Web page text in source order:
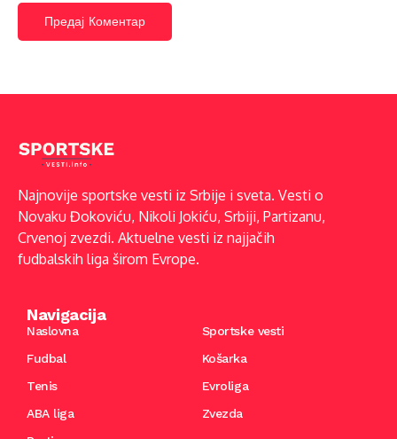
Najnovije sportske vesti iz Srbije i sveta. Vesti o
Novaku Đokoviću, Nikoli Jokiću, Srbiji, Partizanu,
Crvenoj zvezdi. Aktuelne vesti iz najjačih
fudbalskih liga širom Evrope.
Navigacija
Naslovna
Sportske vesti
Fudbal
Košarka
Tenis
Evroliga
ABA liga
Zvezda